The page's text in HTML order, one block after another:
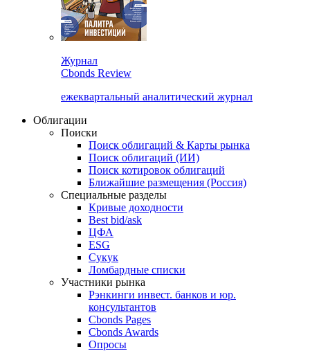
Журнал
Cbonds Review
ежеквартальный аналитический журнал
Облигации
Поиски
Поиск облигаций & Карты рынка
Поиск облигаций (ИИ)
Поиск котировок облигаций
Ближайшие размещения (Россия)
Специальные разделы
Кривые доходности
Best bid/ask
ЦФА
ESG
Сукук
Ломбардные списки
Участники рынка
Рэнкинги инвест. банков и юр.
консультантов
Cbonds Pages
Cbonds Awards
Опросы